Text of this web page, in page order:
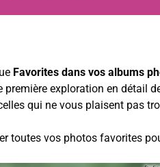
Favorites dans vos albums
première exploration en détail
qui ne vous plaisent pas
toutes vos photos favorites